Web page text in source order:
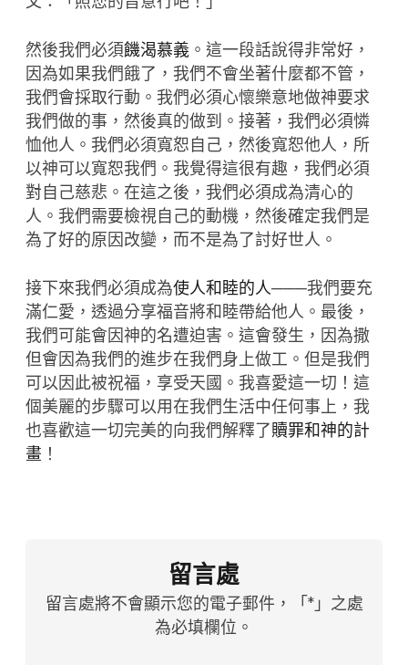
然後我們必須饑渴慕義 。這一段話說得非常好，
因為如果我們餓了，我們不會坐著什麼都不管，
我們會採取行動。我們必須心懷樂意地做神要求
我們做的事，然後真的做到。接著，我們必須憐
恤他人。我們必須寬恕自己，然後寬恕他人，所
以神可以寬恕我們。我覺得這很有趣，我們必須
對自己慈悲。在這之後，我們必須成為清心的
人。我們需要檢視自己的動機，然後確定我們是
為了好的原因改變，而不是為了討好世人。
接下來我們必須成為使人和睦的人───我們要充
滿仁愛，透過分享福音將和睦帶給他人。最後，
我們可能會因神的名遭迫害。這會發生，因為撒
但會因為我們的進步在我們身上做工。但是我們
可以因此被祝福，享受天國。我喜愛這一切！這
個美麗的步驟可以用在我們生活中任何事上，我
也喜歡這一切完美的向我們解釋了贖罪和神的計
畫 ！
留言處
留言處將不會顯示您的電子郵件，「*」之處
為必填欄位。